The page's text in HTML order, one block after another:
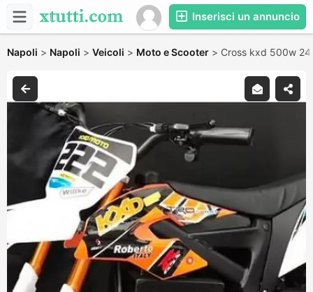
Inserisci un annuncio
Napoli > Napoli > Veicoli > Moto e Scooter > Cross kxd 500w